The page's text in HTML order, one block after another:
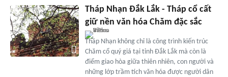
Tháp Nhạn Đắk Lắk - Tháp cổ cất
giữ nền văn hóa Chăm đặc sắc
Tháp Nhạn không chỉ là công trình kiến trúc
Chăm cổ quý giá tại tỉnh Đắk Lắk mà còn là
điểm giao hòa giữa thiên nhiên, con người và
những lớp trầm tích văn hóa được người dân